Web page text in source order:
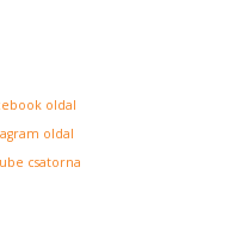
oldal
oldal
csatorna